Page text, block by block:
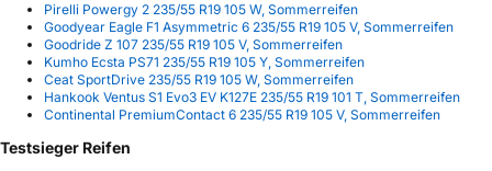
Pirelli Powergy 2 235/55 R19 105 W, Sommerreifen
Goodyear Eagle F1 Asymmetric 6 235/55 R19 105 V, Sommerreifen
Goodride Z 107 235/55 R19 105 V, Sommerreifen
Kumho Ecsta PS71 235/55 R19 105 Y, Sommerreifen
Ceat SportDrive 235/55 R19 105 W, Sommerreifen
Hankook Ventus S1 Evo3 EV K127E 235/55 R19 101 T, Sommerreifen
Continental PremiumContact 6 235/55 R19 105 V, Sommerreifen
Testsieger Reifen